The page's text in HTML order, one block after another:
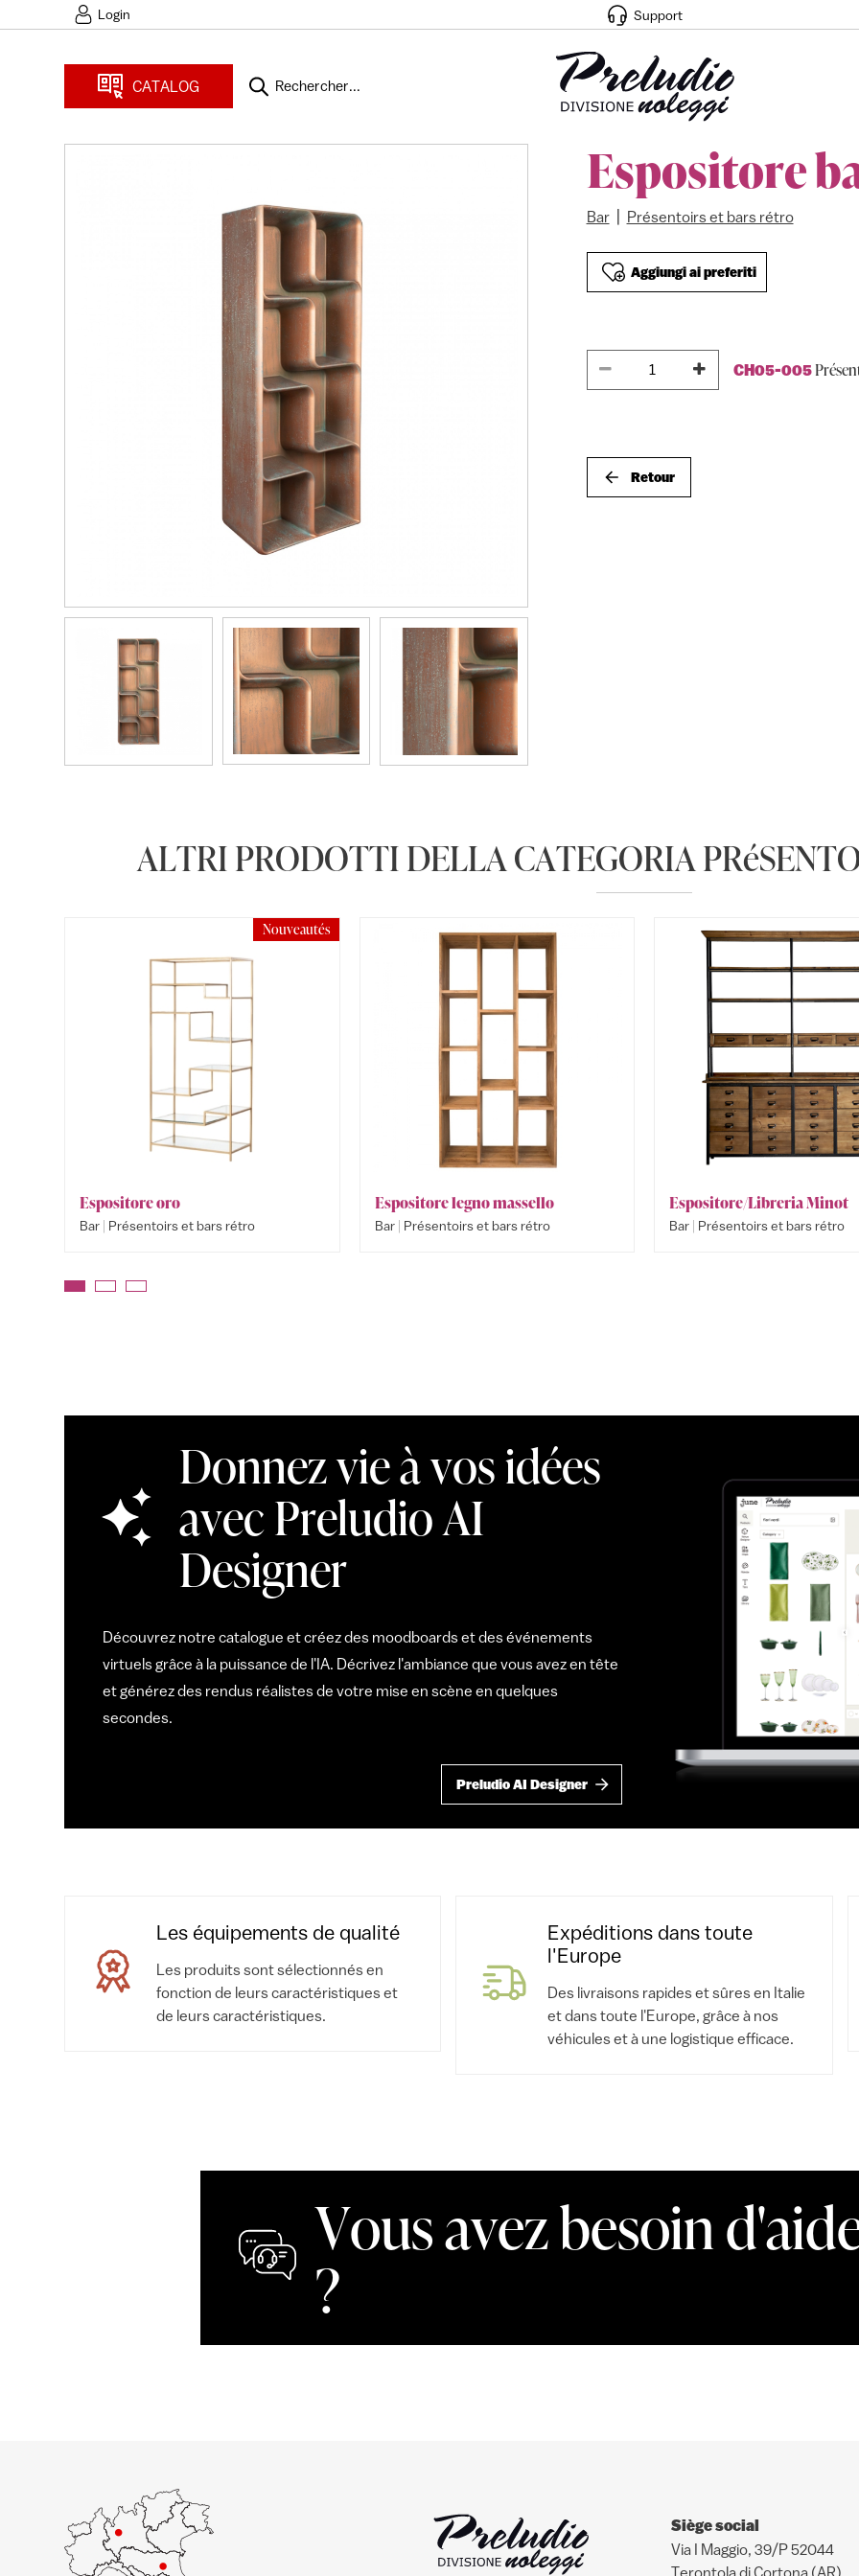
Login Support
CATALOG Rechercher...
Espositore
Bar Présentoirs et bars rétro
Aggiungi ai preferiti
CH05-005
Retour
ALTRI PRODOTTI DELLA CATEGORIA
Nouveautés
Espositore oro
Bar | Présentoirs et bars rétro
Espositore legno massello
Bar | Présentoirs et bars rétro
Espositore/Libreria Minot
Bar | Présentoirs et bars rétro
Donnez vie à vos idées
avec Preludio AI
Designer
Découvrez notre catalogue et créez des moodboards et des événements
virtuels grâce à la puissance de l'IA. Décrivez l'ambiance que vous avez en tête
et générez des rendus réalistes de votre mise en scène en quelques
secondes.
Preludio AI Designer
Les équipements de qualité
Les produits sont sélectionnés en
fonction de leurs caractéristiques et
de leurs caractéristiques.
Expéditions dans toute
l'Europe
Des livraisons rapides et sûres en Italie
et dans toute l'Europe, grâce à nos
véhicules et à une logistique efficace.
Vous avez besoin
?
Siège social
Via I Maggio, 39/P 52044
Terontola di Cortona (AR)